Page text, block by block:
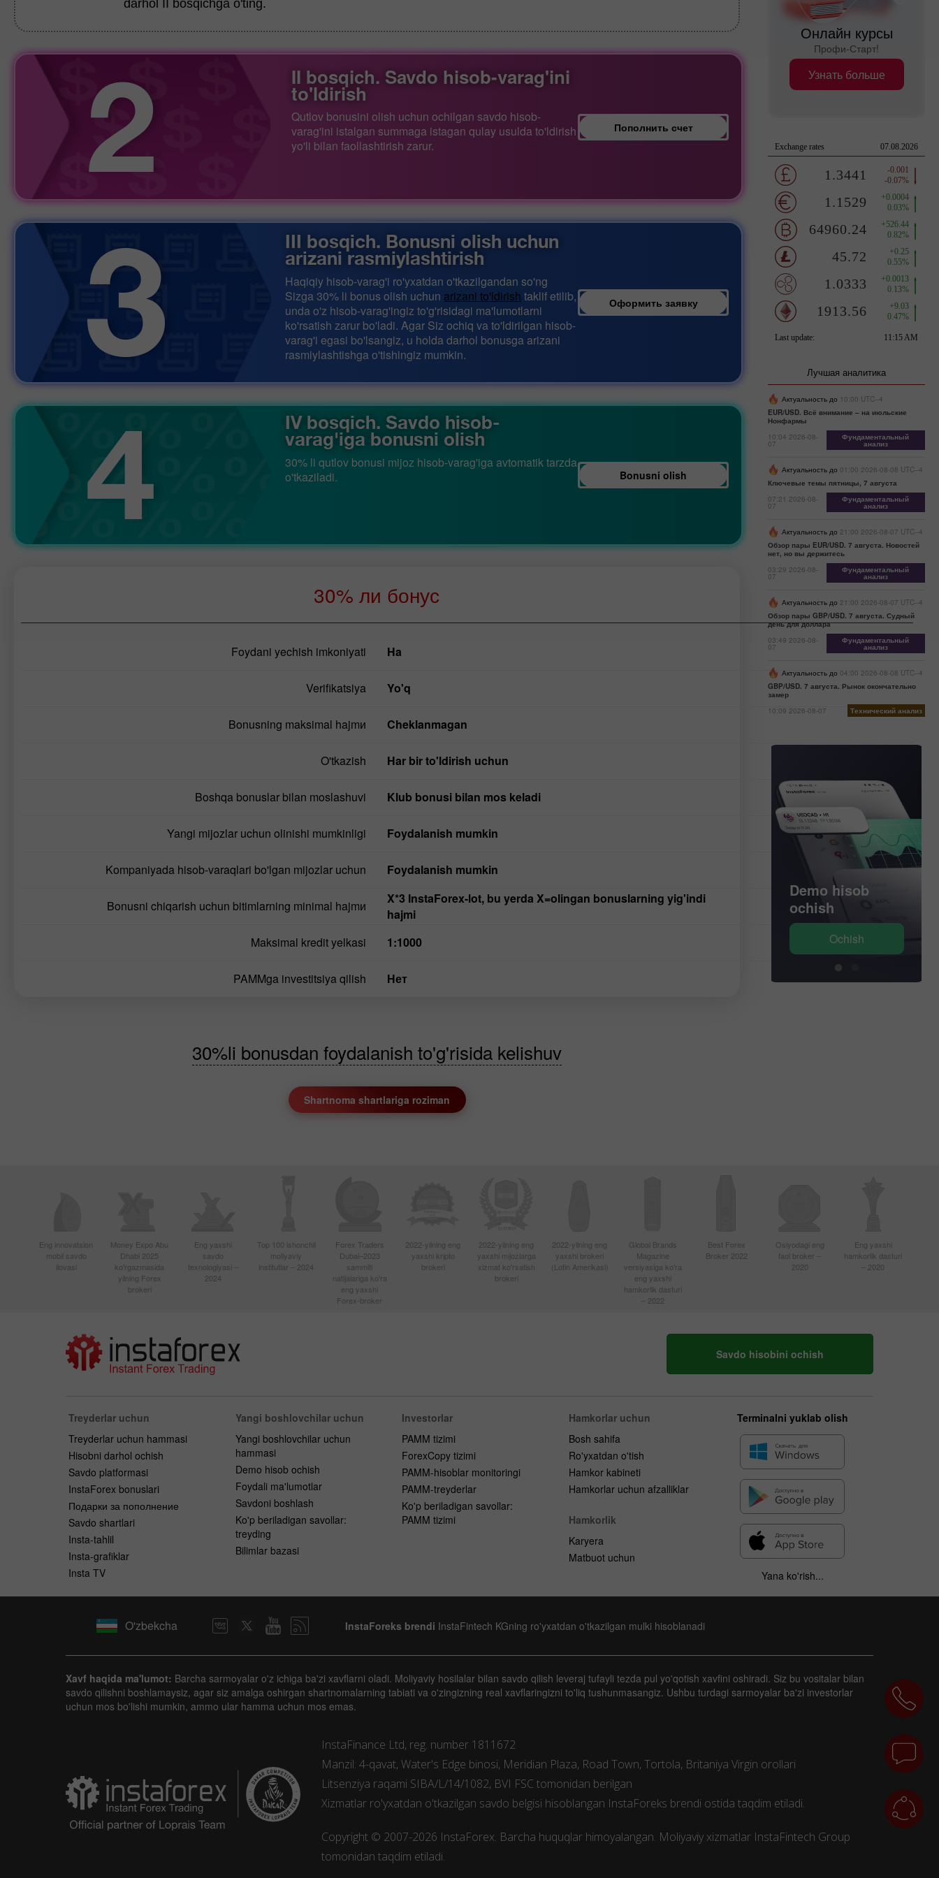
darhol II bosqichga o'ting.
II bosqich. Savdo hisob-varag'ini
to'ldirish
Qutlov bonusini olish uchun ochilgan savdo hisob-
varag'ini istalgan summaga istagan qulay usulda to'ldirish
yo'li bilan faollashtirish zarur.
Пополнить счет
III bosqich. Bonusni olish uchun
arizani rasmiylashtirish
Haqiqiy hisob-varag'i ro'yxatdan o'tkazilgandan so'ng
Sizga 30% li bonus olish uchun arizani to'ldirish taklif etilib,
unda o'z hisob-varag'ingiz to'g'risidagi ma'lumotlarni
ko'rsatish zarur bo'ladi. Agar Siz ochiq va to'ldirilgan hisob-
varag'i egasi bo'lsangiz, u holda darhol bonusga arizani
rasmiylashtishga o'tishingiz mumkin.
Оформить заявку
IV bosqich. Savdo hisob-
varag'iga bonusni olish
30% li qutlov bonusi mijoz hisob-varag'iga avtomatik tarzda
o'tkaziladi.
Bonusni olish
30% ли бонус
Foydani yechish imkoniyati ha
Verifikatsiya yo'q
Bonusning maksimal hajmи Cheklanmagan
O'tkazish Har bir to'ldirish uchun
Boshqa bonuslar bilan moslashuvi Klub bonusi bilan mos keladi
Yangi mijozlar uchun olinishi mumkinligi Foydalanish mumkin
Kompaniyada hisob-varaqlari bo'lgan mijozlar uchun Foydalanish mumkin
Bonusni chiqarish uchun bitimlarning minimal hajmи
X*3 InstaForex-lot, bu yerda X=olingan bonuslarning yig'indi
hajmi
Maksimal kredit yelkasi
1:1000
PAMMga investitsiya qilish нет
30%li bonusdan foydalanish to'g'risida kelishuv
Shartnoma shartlariga roziman
Онлайн курсы
Профи-Старт!
Узнать больше
Лучшая аналитика
Актуальность до 10:00 UTC--4
EUR/USD. Всё внимание – на июльские
Нонфармы
10:04 2026-08-
07
Фундаментальный
анализ
Актуальность до 01:00 2026-08-08 UTC--4
Ключевые темы пятницы, 7 августа
07:21 2026-08-
07
Фундаментальный
анализ
Актуальность до 21:00 2026-08-07 UTC--4
Обзор пары EUR/USD. 7 августа. Новостей
нет, но вы держитесь
03:29 2026-08-
07
Фундаментальный
анализ
Актуальность до 21:00 2026-08-07 UTC--4
Обзор пары GBP/USD. 7 августа. Судный
день для доллара
03:49 2026-08-
07
Фундаментальный
анализ
Актуальность до 04:00 2026-08-08 UTC--4
GBP/USD. 7 августа. Рынок окончательно
замер
10:09 2026-08-07
Технический анализ
Demo hisob
ochish
Haqiqiy hisob
ochish
Demo hisob
ochish
Ochish
Eng innovatsion
mobil savdo
ilovasi
Money Expo Abu
Dhabi 2025
ko'rgazmasida
yilning Forex
brokeri
Eng yaxshi
savdo
texnologiyasi –
2024
Top 100 ishonchli
moliyaviy
institutlar – 2024
Forex Traders
Dubai–2023
sammiti
natijalariga ko'ra
eng yaxshi
Forex-broker
2022-yilning eng
yaxshi kripto
brokeri
2022-yilning eng
yaxshi mijozlarga
xizmat ko'rsatish
brokeri
2022-yilning eng
yaxshi brokeri
(Lotin Amerikasi)
Global Brands
Magazine
versiyasiga ko'ra
eng yaxshi
hamkorlik dasturi
– 2022
Best Forex
Broker 2022
Osiyodagi eng
faol broker –
2020
Eng yaxshi
hamkorlik dasturi
– 2020
Savdo hisobini ochish
Treyderlar uchun
Treyderlar uchun hammasi
Hisobni darhol ochish
Savdo platformasi
InstaForex bonuslari
Подарки за пополнение
Savdo shartlari
Insta-tahlil
Insta-grafiklar
Insta TV
Yangi boshlovchilar uchun
Yangi boshlovchilar uchun
hammasi
Demo hisob ochish
Foydali ma'lumotlar
Savdoni boshlash
Ko'p beriladigan savollar:
treyding
Bilimlar bazasi
Investorlar
PAMM tizimi
ForexCopy tizimi
PAMM-hisoblar monitoringi
PAMM-treyderlar
Ko'p beriladigan savollar:
PAMM tizimi
Hamkorlar uchun
Bosh sahifa
Ro'yxatdan o'tish
Hamkor kabineti
Hamkorlar uchun afzalliklar
Hamkorlik
Karyera
Matbuot uchun
Terminalni yuklab olish
Yana ko'rish...
O'zbekcha InstaForeks brendi InstaFintech KGning ro'yxatdan o'tkazilgan mulki hisoblanadi
Xavf haqida ma'lumot: Barcha sarmoyalar o'z ichiga ba'zi xavflarni oladi. Moliyaviy hosilalar bilan savdo qilish leveraj tufayli tezda pul yo'qotish xavfini oshiradi. Siz bu vositalar bilan
savdo qilishni boshlamaysiz, agar siz amalga oshirgan shartnomalarning tabiati va o'zingizning real xavflaringizni to'liq tushunmasangiz. Ushbu turdagi sarmoyalar ba'zi investorlar
uchun mos bo'lishi mumkin, ammo ular hamma uchun mos emas.
InstaFinance Ltd, reg. number 1811672
Manzil: 4-qavat, Water's Edge binosi, Meridian Plaza, Road Town, Tortola, Britaniya Virgin orollari
Litsenziya raqami SIBA/L/14/1082, BVI FSC tomonidan berilgan
Xizmatlar ro'yxatdan o'tkazilgan savdo belgisi hisoblangan InstaForeks brendi ostida taqdim etiladi.
Copyright © 2007-2026 InstaForex. Barcha huquqlar himoyalangan. Moliyaviy xizmatlar InstaFintech Group
tomonidan taqdim etiladi.